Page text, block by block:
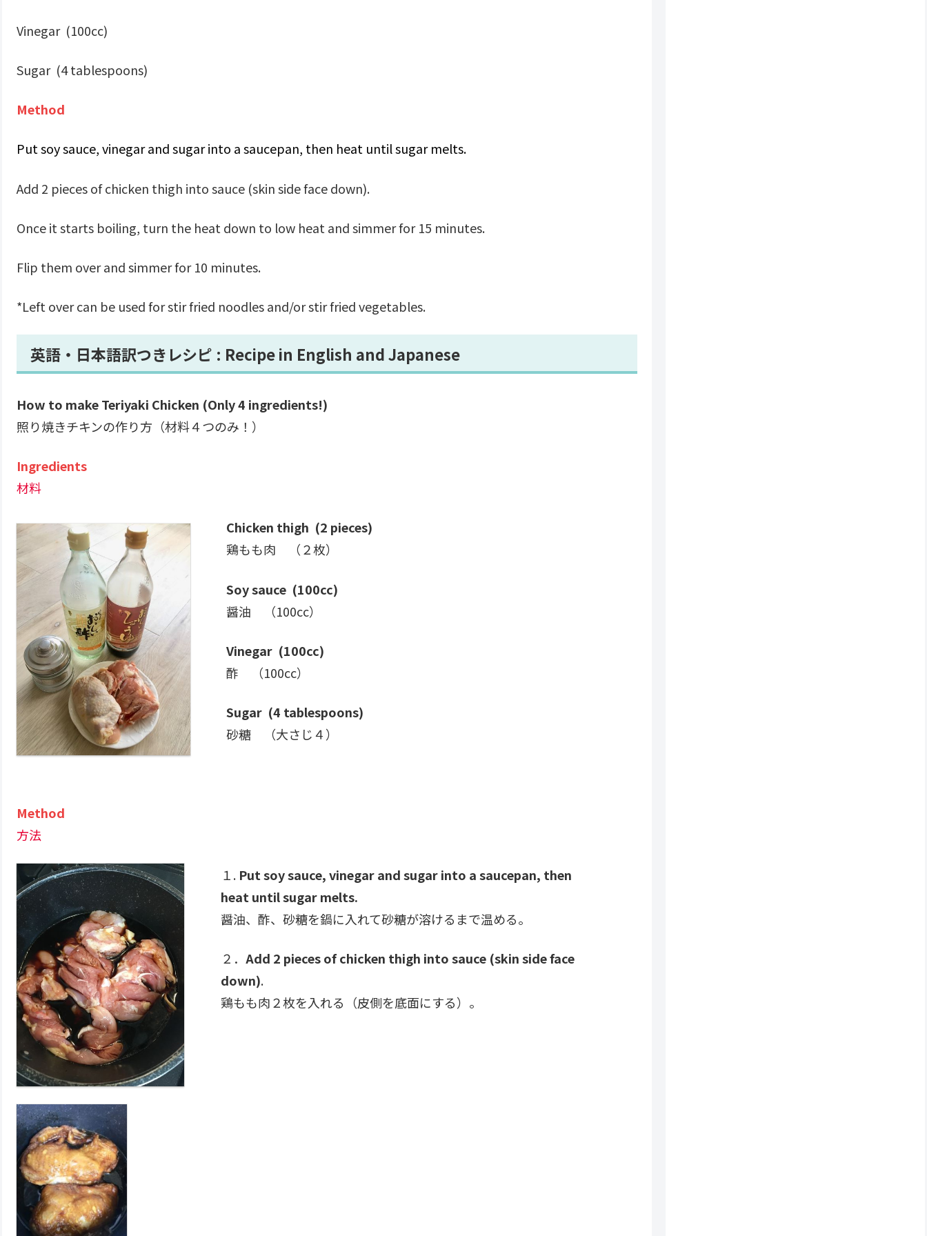
Vinegar (100cc)
Sugar (4 tablespoons)
Method
Put soy sauce, vinegar and sugar into a saucepan, then heat until sugar melts.
Add 2 pieces of chicken thigh into sauce (skin side face down).
Once it starts boiling, turn the heat down to low heat and simmer for 15 minutes.
Flip them over and simmer for 10 minutes.
*Left over can be used for stir fried noodles and/or stir fried vegetables.
英語・日本語訳つきレシピ : Recipe in English and Japanese
How to make Teriyaki Chicken (Only 4 ingredients!)
照り焼きチキンの作り方（材料４つのみ！）
Ingredients
材料
Chicken thigh (2 pieces)
鶏もも肉 （２枚）
Soy sauce (100cc)
醤油 （100cc）
Vinegar (100cc)
酢 （100cc）
Sugar (4 tablespoons)
砂糖 （大さじ４）
Method
方法
１. Put soy sauce, vinegar and sugar into a saucepan, then
heat until sugar melts.
醤油、酢、砂糖を鍋に入れて砂糖が溶けるまで温める。
２． Add 2 pieces of chicken thigh into sauce (skin side face
down).
鶏もも肉２枚を入れる（皮側を底面にする）。